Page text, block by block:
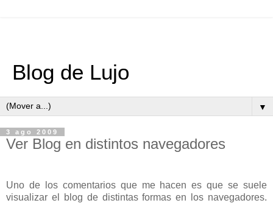
Blog de Lujo
▼
3 ago 2009
Ver Blog en distintos navegadores
Uno de los comentarios que me hacen es que se suele
visualizar el blog de distintas formas en los navegadores.